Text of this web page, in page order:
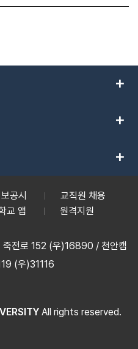
add
add
add
공시
교직원 채용
교 앱 원격지원
죽전로 152 (우)16890 / 천안캠
(우)31116
All rights reserved.